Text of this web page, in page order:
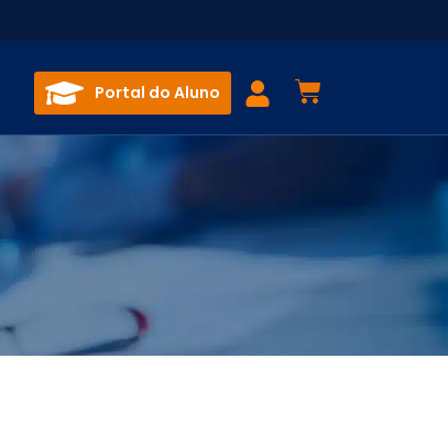
Portal do Aluno